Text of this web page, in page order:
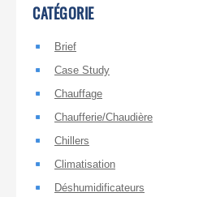
CATÉGORIE
Brief
Case Study
Chauffage
Chaufferie/Chaudière
Chillers
Climatisation
Déshumidificateurs